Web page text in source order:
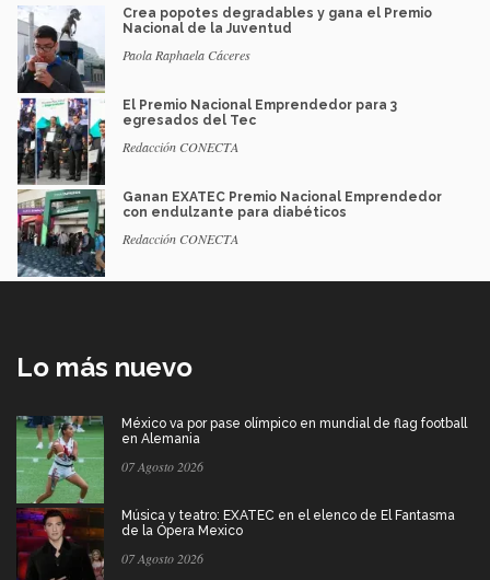
Crea popotes degradables y gana el Premio
Nacional de la Juventud
Paola Raphaela Cáceres
El Premio Nacional Emprendedor para 3
egresados del Tec
Redacción CONECTA
Ganan EXATEC Premio Nacional Emprendedor
con endulzante para diabéticos
Redacción CONECTA
Lo más nuevo
México va por pase olímpico en mundial de flag football
en Alemania
07 Agosto 2026
Música y teatro: EXATEC en el elenco de El Fantasma
de la Ópera Mexico
07 Agosto 2026